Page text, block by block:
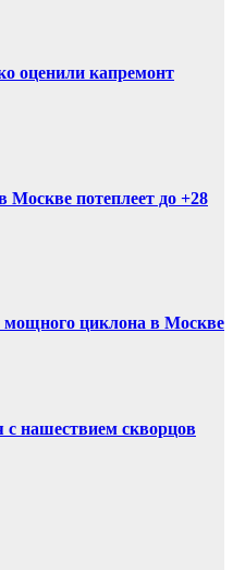
оценили капремонт
потеплеет до +28
мощного циклона в Москве
с нашествием скворцов